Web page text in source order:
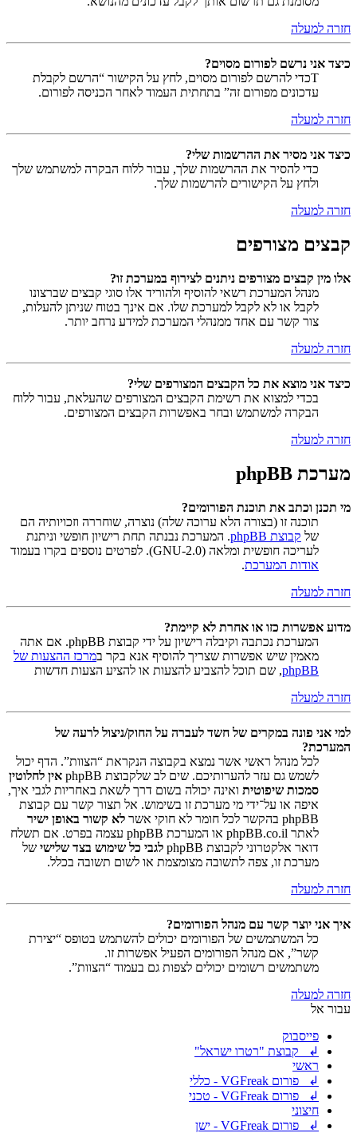
חזרה למעלה
כיצד אני נרשם לפורום מסוים?
Tכדי להרשם לפורום מסוים, לחץ על הקישור “הרשם לקבלת
עדכונים מפורום זה” בתחתית העמוד לאחר הכניסה לפורום.
חזרה למעלה
כיצד אני מסיר את ההרשמות שלי?
כדי להסיר את ההרשמות שלך, עבור ללוח הבקרה למשתמש שלך
ולחץ על הקישורים להרשמות שלך.
חזרה למעלה
קבצים מצורפים
אלו מין קבצים מצורפים ניתנים לצירוף במערכת זו?
מנהל המערכת רשאי להוסיף ולהוריד אלו סוגי קבצים שברצונו
לקבל או לא לקבל למערכת שלו. אם אינך בטוח שניתן להעלות,
צור קשר עם אחד ממנהלי המערכת למידע נרחב יותר.
חזרה למעלה
כיצד אני מוצא את כל הקבצים המצורפים שלי?
בכדי למצוא את רשימת הקבצים המצורפים שהעלאת, עבור ללוח
הבקרה למשתמש ובחר באפשרות הקבצים המצורפים.
חזרה למעלה
מערכת phpBB
מי תכנן וכתב את תוכנת הפורומים?
תוכנה זו (בצורה הלא ערוכה שלה) נוצרה, שוחררה וזכויותיה הם
של קבוצת phpBB
. המערכת נבנתה תחת רישיון חופשי וניתנת
לעריכה חופשית ומלאה (GNU-2.0). לפרטים נוספים בקרו בעמוד
אודות המערכת.
חזרה למעלה
מדוע אפשרות כזו או אחרת לא קיימת?
המערכת נכתבה וקיבלה רישיון על ידי קבוצת phpBB. אם אתה
מאמין שיש אפשרות שצריך להוסיף אנא בקר במרכז ההצעות של
phpBB, שם תוכל להצביע להצעות או להציע הצעות חדשות
חזרה למעלה
למי אני פונה במקרים של חשד לעברה על החוק/ניצול לרעה של
המערכת?
לכל מנהל ראשי אשר נמצא בקבוצה הנקראת “הצוות”. הדף יכול
לשמש גם עזר להערותיכם. שים לב שלקבוצת phpBB
אין לחלוטין
סמכות שיפוטית ואינה יכולה בשום דרך לשאת באחריות לגבי איך,
איפה או על־ידי מי מערכת זו בשימוש. אל תצור קשר עם קבוצת
phpBB בהקשר לכל חומר לא חוקי אשר
לא קשור באופן ישיר
לאתר phpBB.co.il או המערכת phpBB עצמה בפרט. אם תשלח
דואר אלקטרוני לקבוצת phpBB
לגבי כל שימוש בצד שלישי של
מערכת זו, צפה לתשובה מצומצמת או לשום תשובה בכלל.
חזרה למעלה
איך אני יוצר קשר עם מנהל הפורומים?
כל המשתמשים של הפורומים יכולים להשתמש בטופס “יצירת
קשר”, אם מנהל הפורומים הפעיל אפשרות זו.
משתמשים רשומים יכולים לצפות גם בעמוד “הצוות”.
חזרה למעלה
עבור אל
פייסבוק
↲ קבוצת "רטרו ישראל"
ראשי
↲ פורום VGFreak - כללי
↲ פורום VGFreak - טכני
חיצוני
↲ פורום VGFreak - ישן